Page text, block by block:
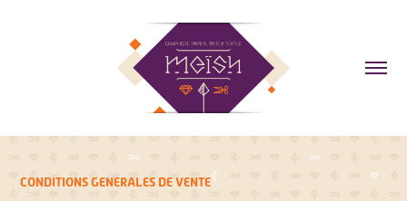
CONDITIONS GENERALES DE VENTE